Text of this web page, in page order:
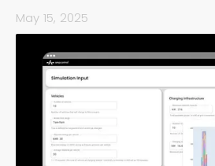
May 15, 2025